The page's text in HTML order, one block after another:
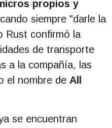
propios y
siempre "darle la
Rust confirmó la
de transporte
a la compañía, las
el nombre de All
se encuentran